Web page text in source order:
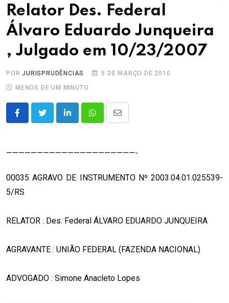
Relator Des. Federal
Álvaro Eduardo Junqueira
, Julgado em 10/23/2007
PORJURISPRUDÊNCIAS
5 DE MARÇO DE 2010
MENOS DE UM MINUTO
LinkedInWhatsappShare
—————————————————————-
00035 AGRAVO DE INSTRUMENTO Nº 2003.04.01.025539-
5/RS
RELATOR : Des. Federal ÁLVARO EDUARDO JUNQUEIRA
AGRAVANTE : UNIÃO FEDERAL (FAZENDA NACIONAL)
ADVOGADO : Simone Anacleto Lopes